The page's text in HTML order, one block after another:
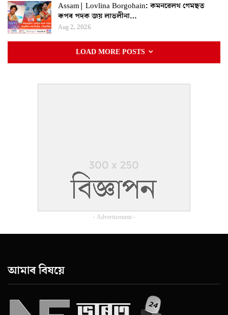
Assam| Lovlina Borgohain: কমনৱেলথ গেমছত
ৰূপৰ পদক জয় লাভলীনা…
Aug 2, 2026
LOAD MORE POSTS
- Advertisement -
আমাৰ বিষয়ে